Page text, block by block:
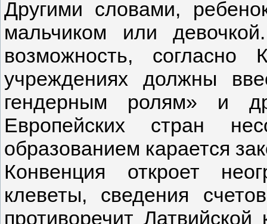
Другими словами,
мальчиком или
возможность, согласно
учреждениях должны
гендерным ролям» и
Европейских стран
образованием карается
Конвенция откроет
клеветы, сведения
противоречит Латвийской